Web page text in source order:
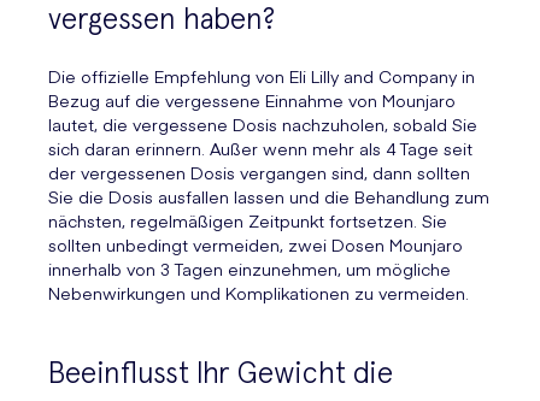
vergessen haben?
Die offizielle Empfehlung von Eli Lilly and Company in
Bezug auf die vergessene Einnahme von Mounjaro
lautet, die vergessene Dosis nachzuholen, sobald Sie
sich daran erinnern. Außer wenn mehr als 4 Tage seit
der vergessenen Dosis vergangen sind, dann sollten
Sie die Dosis ausfallen lassen und die Behandlung zum
nächsten, regelmäßigen Zeitpunkt fortsetzen. Sie
sollten unbedingt vermeiden, zwei Dosen Mounjaro
innerhalb von 3 Tagen einzunehmen, um mögliche
Nebenwirkungen und Komplikationen zu vermeiden.
Beeinflusst Ihr Gewicht die